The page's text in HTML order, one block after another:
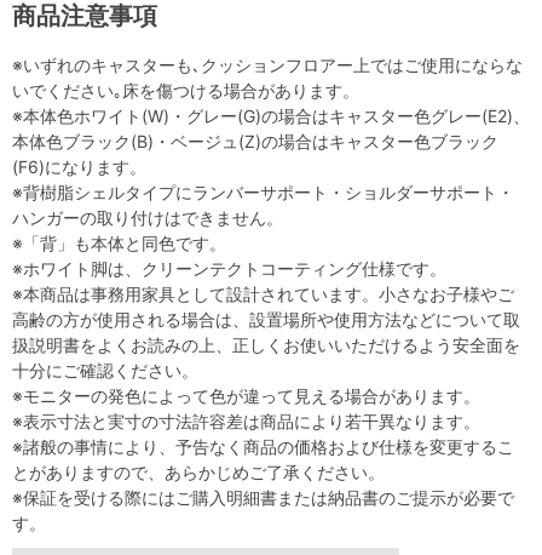
商品注意事項
※いずれのキャスターも､クッションフロアー上ではご使用にならな
いでください｡床を傷つける場合があります。
※本体色ホワイト(W)・グレー(G)の場合はキャスター色グレー(E2)、
本体色ブラック(B)・ベージュ(Z)の場合はキャスター色ブラック
(F6)になります。
※背樹脂シェルタイプにランバーサポート・ショルダーサポート・
ハンガーの取り付けはできません。
※「背」も本体と同色です。
※ホワイト脚は、クリーンテクトコーティング仕様です。
※本商品は事務用家具として設計されています。小さなお子様やご
高齢の方が使用される場合は、設置場所や使用方法などについて取
扱説明書をよくお読みの上、正しくお使いいただけるよう安全面を
十分にご確認ください。
※モニターの発色によって色が違って見える場合があります。
※表示寸法と実寸の寸法許容差は商品により若干異なります。
※諸般の事情により、予告なく商品の価格および仕様を変更するこ
とがありますので、あらかじめご了承ください。
※保証を受ける際にはご購入明細書または納品書のご提示が必要で
す。